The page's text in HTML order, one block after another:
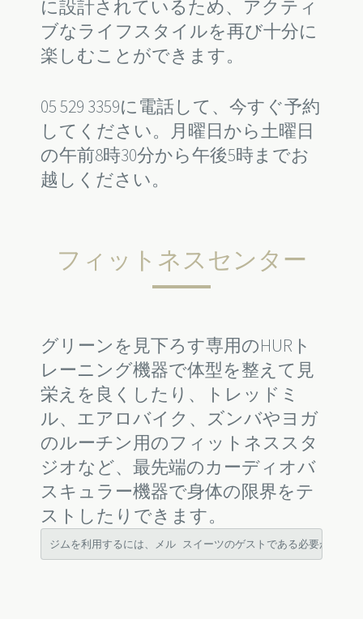
に設計されているため、アクティ
ブなライフスタイルを再び十分に
楽しむことができます。
05 529 3359に電話して、今すぐ予約
してください。月曜日から土曜日
の午前8時30分から午後5時までお
越しください。
フィットネスセンター
グリーンを見下ろす専用のHURト
レーニング機器で体型を整えて見
栄えを良くしたり、トレッドミ
ル、エアロバイク、ズンバやヨガ
のルーチン用のフィットネススタ
ジオなど、最先端のカーディオバ
スキュラー機器で身体の限界をテ
ストしたりできます。
ジムを利用するには、メル スイーツのゲストである必要があ